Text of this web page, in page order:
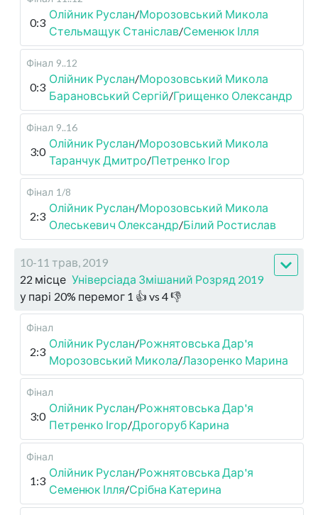
0:3
Олійник Руслан/Морозовський Микола
Стельмащук Станіслав/Семенюк Ілля
Фінал 9..12
0:3
Олійник Руслан/Морозовський Микола
Барановський Сергій/Грищенко Олександр
Фінал 9..16
3:0
Олійник Руслан/Морозовський Микола
Таранчук Дмитро/Петренко Ігор
Фінал 1/8
2:3
Олійник Руслан/Морозовський Микола
Олеськевич Олександр/Білий Ростислав
10-11 трав, 2019
22 місце Універсіада Змішаний Розряд 2019
у парі 20% перемог 1 👍 vs 4👎
Фінал
2:3
Олійник Руслан/Рожнятовська Дар'я
Морозовський Микола/Лазоренко Марина
Фінал
3:0
Олійник Руслан/Рожнятовська Дар'я
Петренко Ігор/Дрогоруб Карина
Фінал
1:3
Олійник Руслан/Рожнятовська Дар'я
Семенюк Ілля/Срібна Катерина